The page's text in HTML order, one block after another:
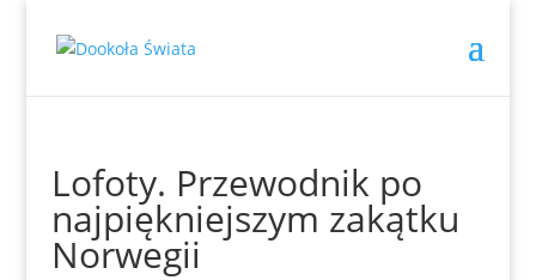
Lofoty. Przewodnik po
najpiękniejszym zakątku
Norwegii